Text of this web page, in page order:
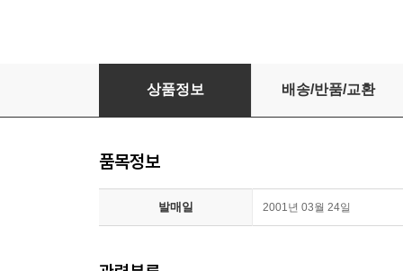
[수입 CD] Handel : Acis and Galatea 헨델 :
상품정보 배송/반품/교환
품목정보
발매일 2001년 03월 24일